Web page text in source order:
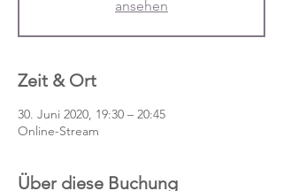
ansehen
Zeit & Ort
30. Juni 2020, 19:30 – 20:45
Online-Stream
Über diese Buchung